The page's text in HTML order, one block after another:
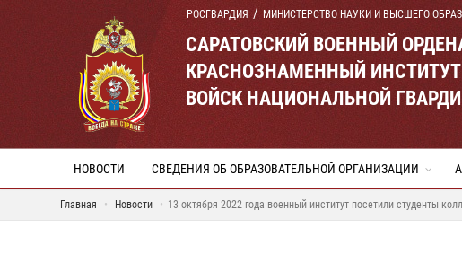
РОСГВАРДИЯ МИНИСТЕРСТВО НАУКИ И ВЫСШЕГО
САРАТОВСКИЙ ВОЕННЫЙ
КРАСНОЗНАМЕННЫЙ
ВОЙСК НАЦИОНАЛЬНОЙ
НОВОСТИ СВЕДЕНИЯ ОБ ОБРАЗОВАТЕЛЬНОЙ ОРГАНИЗАЦИИ
Главная Новости 13 октября 2022 года военный институт посетили студенты